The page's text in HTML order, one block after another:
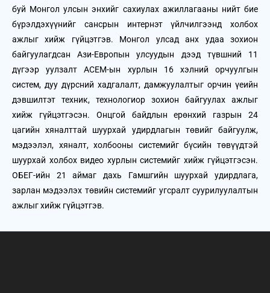
буй Монгол улсын энхийг сахиулах ажиллагааны нийт бие
бүрэлдэхүүнийг сансрын интернэт үйлчилгээнд холбох
ажлыг хийж гүйцэтгэв. Монгол улсад анх удаа зохион
байгуулагдсан Ази-Европын улсуудын дээд түвшний 11
дүгээр уулзалт АСЕМ-ын хурлын 16 хэлний орчуулгын
систем, дуу дүрсний хадгалалт, дамжуулалтыг орчин үеийн
дэвшилтэт техник, технологиор зохион байгуулах ажлыг
хийж гүйцэтгэсэн. Онцгой байдлын ерөнхий газрын 24
цагийн хяналттай шуурхай удирдлагын төвийг байгуулж,
мэдээлэл, хяналт, холбооны системийг бүсийн төвүүдтэй
шуурхай холбох видео хурлын системийг хийж гүйцэтгэсэн.
ОБЕГ-ийн 21 аймаг дахь Гамшгийн шуурхай удирдлага,
зарлан мэдээлэх төвийн системийг угсралт суурилуулалтын
ажлыг хийж гүйцэтгэв.